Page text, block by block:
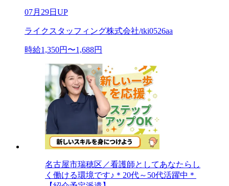
07月29日UP
ライクスタッフィング株式会社/tki0526aa
時給1,350円〜1,688円
名古屋市瑞穂区／看護師としてあなたらし
く働ける環境です♪＊20代～50代活躍中＊